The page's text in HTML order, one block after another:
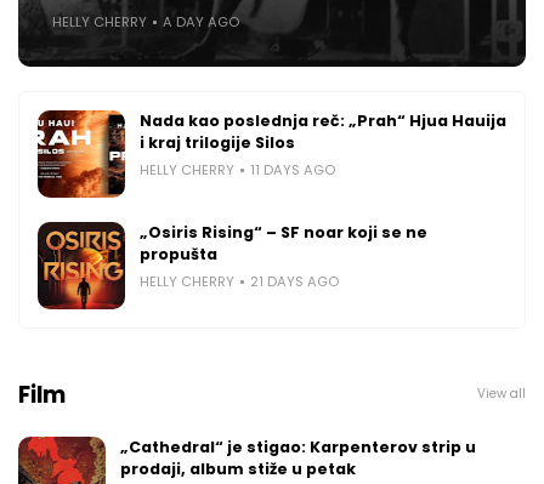
HELLY CHERRY A DAY AGO
Nada kao poslednja reč: „Prah“ Hjua Hauija
i kraj trilogije Silos
HELLY CHERRY 11 DAYS AGO
„Osiris Rising“ – SF noar koji se ne
propušta
HELLY CHERRY 21 DAYS AGO
Film View all
„Cathedral“ je stigao: Karpenterov strip u
prodaji, album stiže u petak